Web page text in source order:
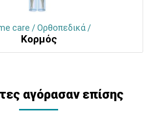
care / Ορθοπεδικά /
Κορμός
αγόρασαν επίσης